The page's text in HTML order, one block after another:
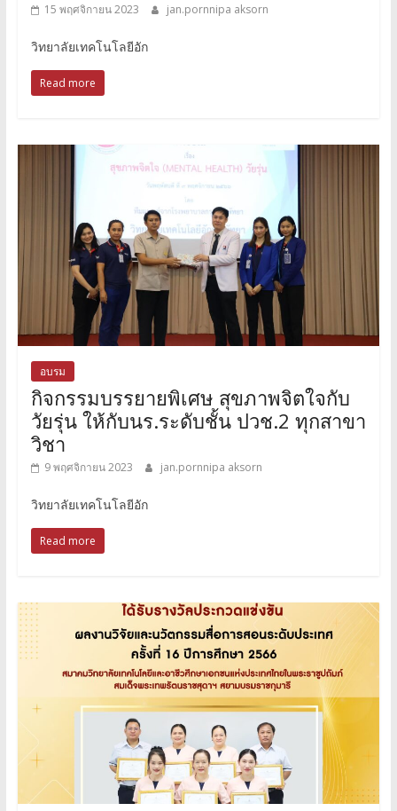
15 พฤศจิกายน 2023 jan.pornnipa aksorn
วิทยาลัยเทคโนโลยีอัก
Read more
อบรม
กิจกรรมบรรยายพิเศษ สุขภาพจิตใจกับ
วัยรุ่น ให้กับนร.ระดับชั้น ปวช.2 ทุกสาขา
วิชา
9 พฤศจิกายน 2023 jan.pornnipa aksorn
วิทยาลัยเทคโนโลยีอัก
Read more